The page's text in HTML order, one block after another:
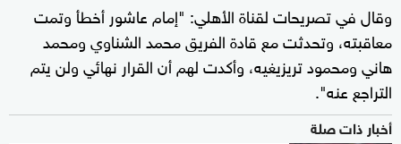
وقال في تصريحات لقناة الأهلي: "إمام عاشور أخطأ وتمت
معاقبته، وتحدثت مع قادة الفريق محمد الشناوي ومحمد
هاني ومحمود تريزيغيه، وأكدت لهم أن القرار نهائي ولن يتم
التراجع عنه".
أخبار ذات صلة